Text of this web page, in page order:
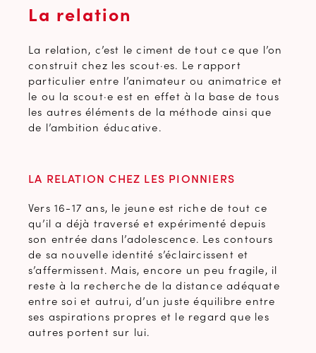
La relation
La relation, c’est le ciment de tout ce que l’on
construit chez les scout·es. Le rapport
particulier entre l’animateur ou animatrice et
le ou la scout·e est en effet à la base de tous
les autres éléments de la méthode ainsi que
de l’ambition éducative.
LA RELATION CHEZ LES PIONNIERS
Vers 16-17 ans, le jeune est riche de tout ce
qu’il a déjà traversé et expérimenté depuis
son entrée dans l’adolescence. Les contours
de sa nouvelle identité s’éclaircissent et
s’affermissent. Mais, encore un peu fragile, il
reste à la recherche de la distance adéquate
entre soi et autrui, d’un juste équilibre entre
ses aspirations propres et le regard que les
autres portent sur lui.